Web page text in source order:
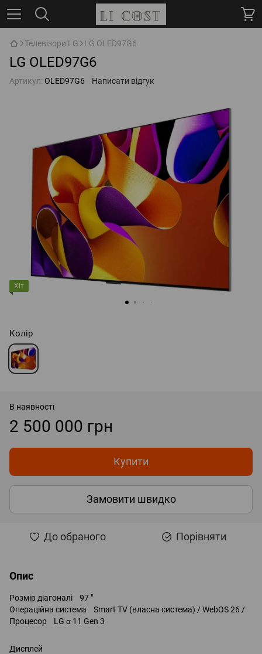
Телевізори LG LG OLED97G6
LG OLED97G6
Артикул: OLED97G6 Написати відгук
Хіт
Колір
В наявності
2 500 000 грн
Купити
Замовити швидко
До обраного Порівняти
Опис
Розмір діагоналі 97 "
Операційна система Smart TV (власна система) / WebOS 26 /
Процесор LG α 11 Gen 3
Дисплей